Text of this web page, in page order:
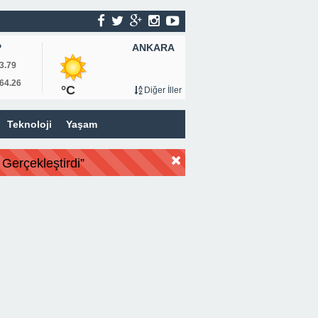
ANKARA
°C Diğer İller
Teknoloji Yaşam